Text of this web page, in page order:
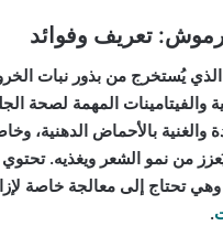
تعريف وفوائد
يُستخرج من بذور نبات
والفيتامينات المهمة لصحة
والغنية بالأحماض الدهنية،
من نمو الشعر ويغذيه.
تحتاج إلى معالجة خاصة
.